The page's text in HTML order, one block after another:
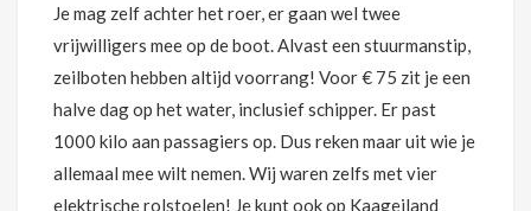
Je mag zelf achter het roer, er gaan wel twee
vrijwilligers mee op de boot. Alvast een stuurmanstip,
zeilboten hebben altijd voorrang! Voor € 75 zit je een
halve dag op het water, inclusief schipper. Er past
1000 kilo aan passagiers op. Dus reken maar uit wie je
allemaal mee wilt nemen. Wij waren zelfs met vier
elektrische rolstoelen! Je kunt ook op Kaageiland